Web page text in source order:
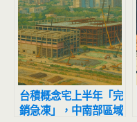
台積概念宅上半年「完
銷急凍」，中南部區域